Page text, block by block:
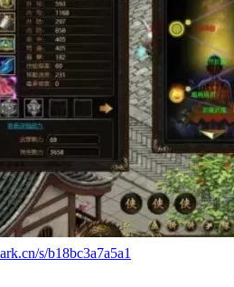
s/b18bc3a7a5a1